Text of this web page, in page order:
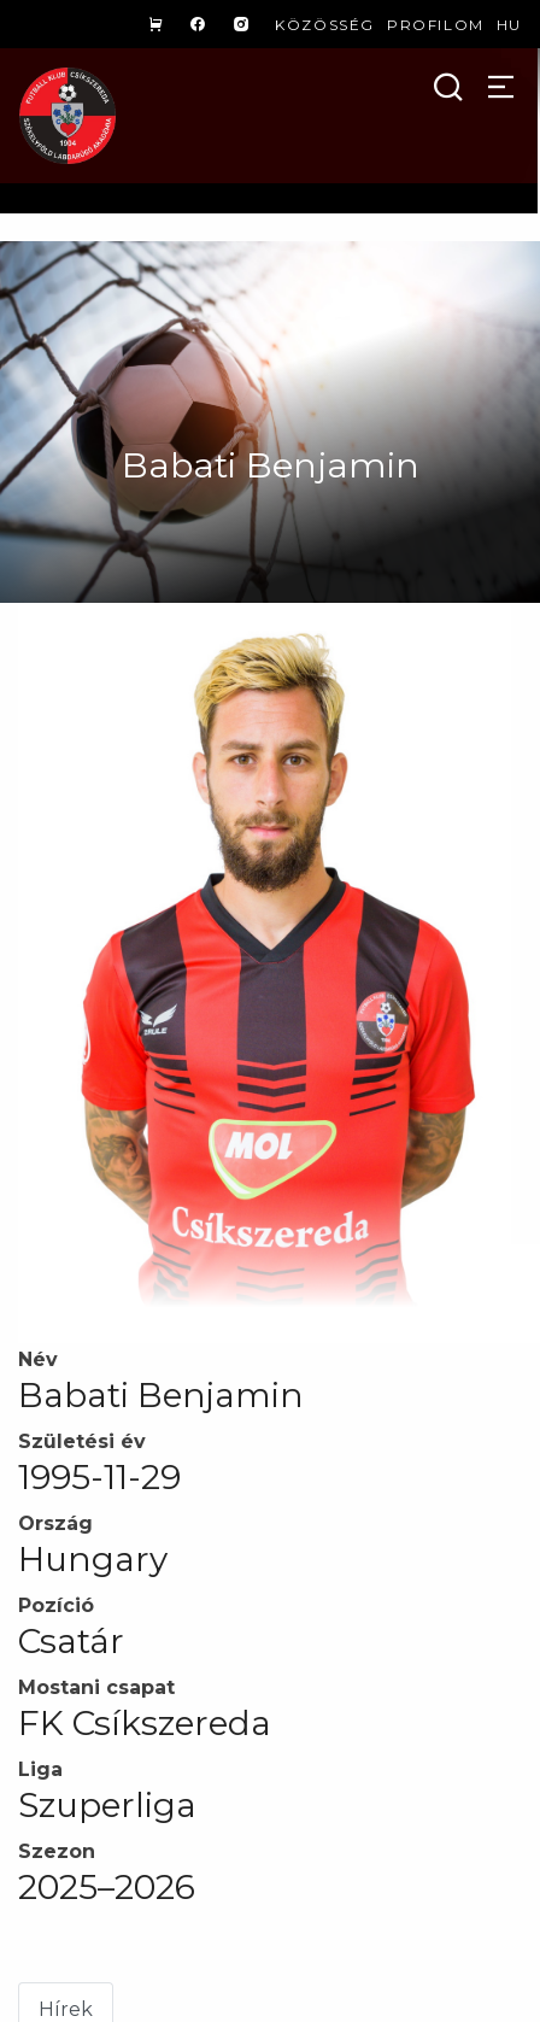
KÖZÖSSÉG PROFILOM HU
Babati Benjamin
Név
Babati Benjamin
Születési év
1995-11-29
Ország
Hungary
Pozíció
Csatár
Mostani csapat
FK Csíkszereda
Liga
Szuperliga
Szezon
2025–2026
Hírek